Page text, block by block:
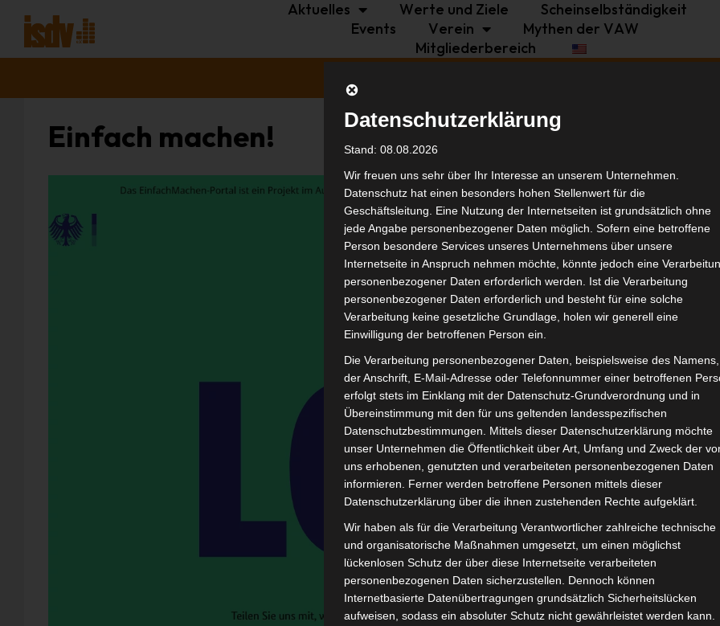
Aktuelles Werte und Ziele
Scheinselbständigkeit
Events
Verein
Mythen der VAW
Mitgliederbereich
Einfach machen! Datenschutzerklärung
Stand: 08.08.2026
Wir freuen uns sehr über Ihr Interesse an unserem Unternehmen.
Datenschutz hat einen besonders hohen Stellenwert für die
Geschäftsleitung. Eine Nutzung der Internetseiten ist grundsätzlich ohne
jede Angabe personenbezogener Daten möglich. Sofern eine betroffene
Person besondere Services unseres Unternehmens über unsere
Internetseite in Anspruch nehmen möchte, könnte jedoch eine
personenbezogener Daten erforderlich werden. Ist die Verarbeitung
personenbezogener Daten erforderlich und besteht für eine solche
Verarbeitung keine gesetzliche Grundlage, holen wir generell eine
Einwilligung der betroffenen Person ein.
Die Verarbeitung personenbezogener Daten, beispielsweise des Namens,
der Anschrift, E-Mail-Adresse oder Telefonnummer einer betroffenen
erfolgt stets im Einklang mit der Datenschutz-Grundverordnung und in
Übereinstimmung mit den für uns geltenden landesspezifischen
Datenschutzbestimmungen. Mittels dieser Datenschutzerklärung möchte
unser Unternehmen die Öffentlichkeit über Art, Umfang und Zweck der
uns erhobenen, genutzten und verarbeiteten personenbezogenen Daten
informieren. Ferner werden betroffene Personen mittels dieser
Datenschutzerklärung über die ihnen zustehenden Rechte aufgeklärt.
Wir haben als für die Verarbeitung Verantwortlicher zahlreiche technische
und organisatorische Maßnahmen umgesetzt, um einen möglichst
lückenlosen Schutz der über diese Internetseite verarbeiteten
personenbezogenen Daten sicherzustellen. Dennoch können
Internetbasierte Datenübertragungen grundsätzlich Sicherheitslücken
aufweisen, sodass ein absoluter Schutz nicht gewährleistet werden kann.